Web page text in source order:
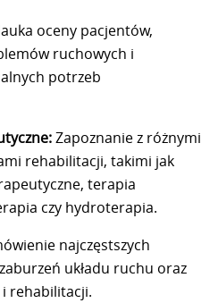
oceny pacjentów,
ruchowych i
potrzeb
Zapoznanie z różnymi
rehabilitacji, takimi jak
terapia
czy hydroterapia.
najczęstszych
układu ruchu oraz
rehabilitacji.